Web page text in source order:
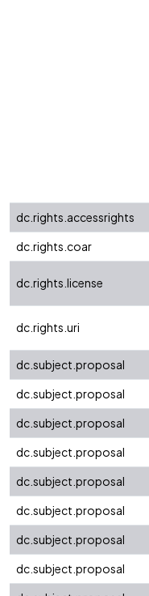
dc.rights.accessrights
dc.rights.coar
dc.rights.license
dc.rights.uri
dc.subject.proposal
dc.subject.proposal
dc.subject.proposal
dc.subject.proposal
dc.subject.proposal
dc.subject.proposal
dc.subject.proposal
dc.subject.proposal